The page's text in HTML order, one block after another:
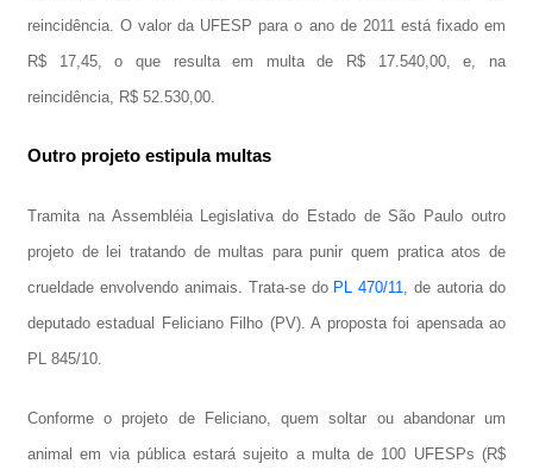
reincidência. O valor da UFESP para o ano de 2011 está fixado em
R$ 17,45, o que resulta em multa de R$ 17.540,00, e, na
reincidência, R$ 52.530,00.
Outro projeto estipula multas
Tramita na Assembléia Legislativa do Estado de São Paulo outro
projeto de lei tratando de multas para punir quem pratica atos de
crueldade envolvendo animais. Trata-se do PL 470/11, de autoria do
deputado estadual Feliciano Filho (PV). A proposta foi apensada ao
PL 845/10.
Conforme o projeto de Feliciano, quem soltar ou abandonar um
animal em via pública estará sujeito a multa de 100 UFESPs (R$